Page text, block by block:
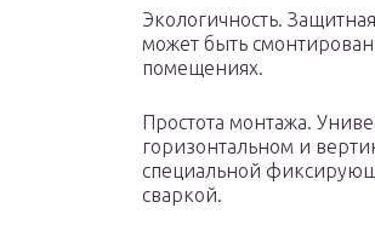
Экологичность.
может быть
помещениях.
Простота монтажа.
горизонтальном и
специальной
сваркой.